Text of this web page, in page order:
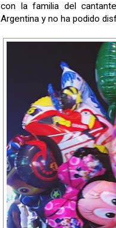
con la familia del
Argentina y no ha podido